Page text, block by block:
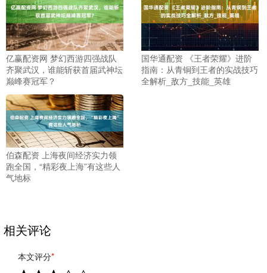
亿赢配资网 梦幻西游四强战队
齐聚武汉，谁能斩获首届武神坛
巅峰赛冠军？
国华通配资 《王者荣耀》进阶
指南：从青铜到王者的实战技巧
全解析_敌方_技能_英雄
伯森配资 上海夜间经济实力领
跑全国，“精彩夜上海”有这些人
气地标
相关评论
本文评分*